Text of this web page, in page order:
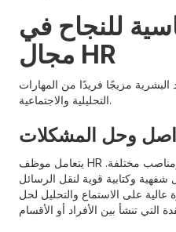
للنجاح في
مجال HR
مزيجًا فريدًا من المهارات
التحليلية والاجتماعية.
وحل المشكلات
يتعامل موظف HR يوميًا مع أشخاص من خلفيات ومناصب مختلفة.
وكتابية قوية لنقل الرسائل
عالية على الاستماع والتحليل لحل